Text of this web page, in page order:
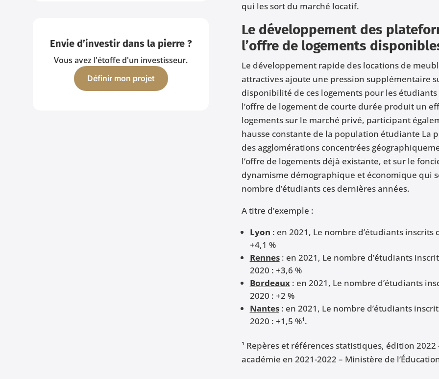
Envie d’investir dans la pierre ?
Vous avez l'étoffe d'un investisseur.
Définir mon projet
qui les sort du marché locatif.
Le développement des
l’offre de logements
Le développement rapide des locations de
attractives ajoute une pression supplémentaire
disponibilité de ces logements pour les étudiants
l’offre de logement de courte durée produit un
logements sur le marché privé, participant
hausse constante de la population étudiante La
des agglomérations concentrées
l’offre de logements déjà existante, et sur le
dynamisme démographique et économique qui
nombre d’étudiants ces dernières années.
A titre d’exemple :
Lyon : en 2021, Le nombre d’étudiants inscrits
+4,1 %
Rennes: en 2021, Le nombre d’étudiants
2020 : +3,6 %
Bordeaux: en 2021, Le nombre d’étudiants
2020 : +2 %
Nantes: en 2021, Le nombre d’étudiants
2020 : +1,5 %¹.
¹ Repères et références statistiques, édition
académie en 2021-2022 – Ministère de